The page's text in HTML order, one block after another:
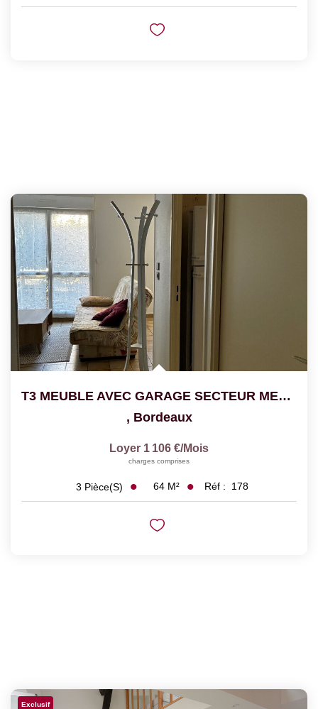
T3 MEUBLE AVEC GARAGE SECTEUR MEDOQUINE
, Bordeaux
Loyer 1 106 €/mois
charges comprises
3 Pièce(s) 64 M² Réf : 178
Exclusif